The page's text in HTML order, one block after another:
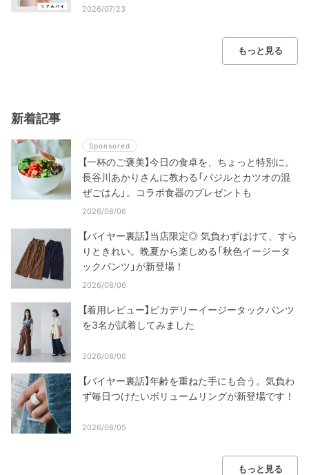
2026/07/23
もっと見る
新着記事
Sponsored
【一杯のご褒美】今日の食卓を、ちょっと特別に。
長谷川あかりさんに教わる「バジルとカツオの混
ぜごはん」。コラボ食器のプレゼントも
2026/08/06
【バイヤー裏話】当店限定◎ 気負わずはけて、すら
りときれい。晩夏から楽しめる「秋色イージータ
ックパンツ」が新登場！
2026/08/06
【着用レビュー】ピカデリーイージータックパンツ
を3名が試着してみました
2026/08/06
【バイヤー裏話】年齢を重ねた手にも合う。気負わ
ず毎日つけたいボリュームリングが新登場です！
2026/08/05
もっと見る